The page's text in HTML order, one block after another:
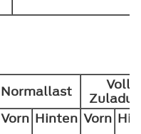
Normallast
Volle
Vorn Hinten Vorn